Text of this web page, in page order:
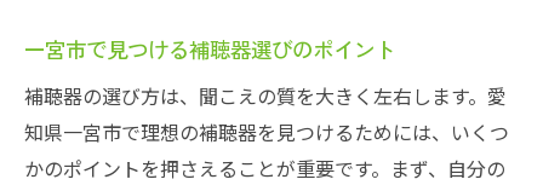
一宮市で見つける補聴器選びのポイント
補聴器の選び方は、聞こえの質を大きく左右します。愛
知県一宮市で理想の補聴器を見つけるためには、いくつ
かのポイントを押さえることが重要です。まず、自分の